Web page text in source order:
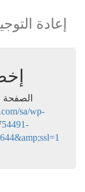
إعادة
الصفحة
sa/wp-